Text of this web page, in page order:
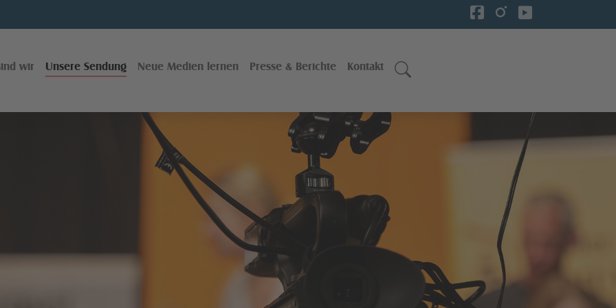
wir Unsere Sendung Neue Medien lernen Presse & Berichte Kontakt